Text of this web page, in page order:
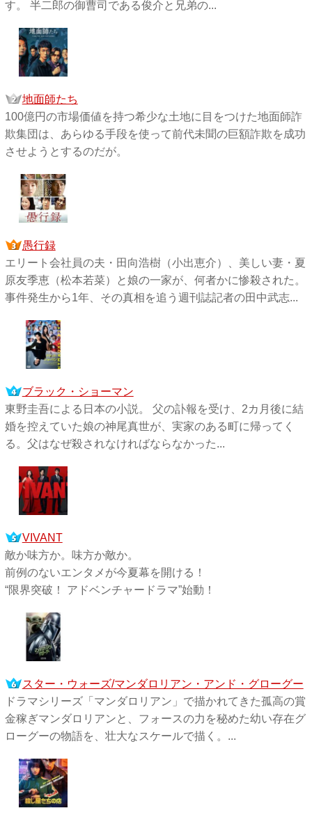
す。 半二郎の御曹司である俊介と兄弟の...
地面師たち
100億円の市場価値を持つ希少な土地に目をつけた地面師詐
欺集団は、あらゆる手段を使って前代未聞の巨額詐欺を成功
させようとするのだが。
愚行録
エリート会社員の夫・田向浩樹（小出恵介）、美しい妻・夏
原友季恵（松本若菜）と娘の一家が、何者かに惨殺された。
事件発生から1年、その真相を追う週刊誌記者の田中武志...
ブラック・ショーマン
東野圭吾による日本の小説。 父の訃報を受け、2カ月後に結
婚を控えていた娘の神尾真世が、実家のある町に帰ってく
る。父はなぜ殺されなければならなかった...
VIVANT
敵か味方か。味方か敵か。
前例のないエンタメが今夏幕を開ける！
“限界突破！ アドベンチャードラマ”始動！
スター・ウォーズ/マンダロリアン・アンド・グローグー
ドラマシリーズ「マンダロリアン」で描かれてきた孤高の賞
金稼ぎマンダロリアンと、フォースの力を秘めた幼い存在グ
ローグーの物語を、壮大なスケールで描く。...